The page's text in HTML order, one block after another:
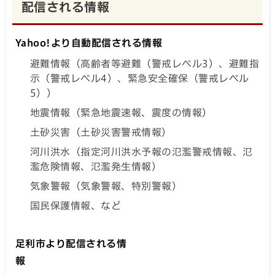
配信される情報
Yahoo!より自動配信される情報
避難情報（高齢者等避難（警戒レベル3）、避難指
示（警戒レベル4）、緊急安全確保（警戒レベル
5））
地震情報（緊急地震速報、震度の情報）
土砂災害（土砂災害警戒情報）
河川洪水（指定河川洪水予報の氾濫警戒情報、氾
濫危険情報、氾濫発生情報）
気象警報（気象警報、特別警報）
国民保護情報、など
足利市より配信される情
報